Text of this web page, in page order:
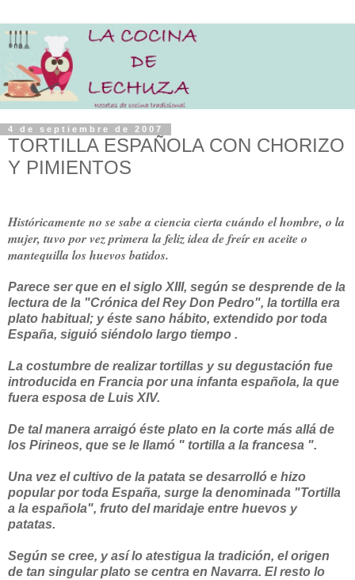
4 de septiembre de 2007
TORTILLA ESPAÑOLA CON CHORIZO
Y PIMIENTOS
Históricamente no se sabe a ciencia cierta cuándo el hombre, o la
mujer, tuvo por vez primera la feliz idea de freír en aceite o
mantequilla los huevos batidos.
Parece ser que en el siglo XIII, según se desprende de la
lectura de la "Crónica del Rey Don Pedro", la tortilla era
plato habitual; y éste sano hábito, extendido por toda
España, siguió siéndolo largo tiempo .
La costumbre de realizar tortillas y su degustación fue
introducida en Francia por una infanta española, la que
fuera esposa de Luis XIV.
De tal manera arraigó éste plato en la corte más allá de
los Pirineos, que se le llamó " tortilla a la francesa ".
Una vez el cultivo de la patata se desarrolló e hizo
popular por toda España, surge la denominada "Tortilla
a la española", fruto del maridaje entre huevos y
patatas.
Según se cree, y así lo atestigua la tradición, el origen
de tan singular plato se centra en Navarra. El resto lo